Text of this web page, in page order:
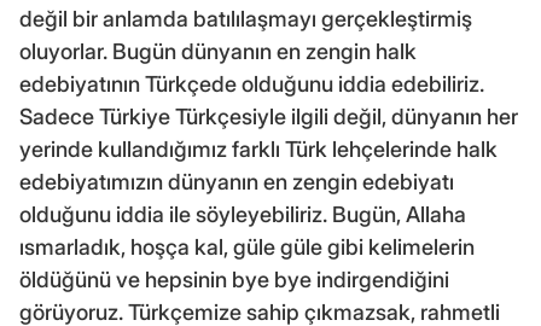
değil bir anlamda batılılaşmayı gerçekleştirmiş
oluyorlar. Bugün dünyanın en zengin halk
edebiyatının Türkçede olduğunu iddia edebiliriz.
Sadece Türkiye Türkçesiyle ilgili değil, dünyanın her
yerinde kullandığımız farklı Türk lehçelerinde halk
edebiyatımızın dünyanın en zengin edebiyatı
olduğunu iddia ile söyleyebiliriz. Bugün, Allaha
ısmarladık, hoşça kal, güle güle gibi kelimelerin
öldüğünü ve hepsinin bye bye indirgendiğini
görüyoruz. Türkçemize sahip çıkmazsak, rahmetli